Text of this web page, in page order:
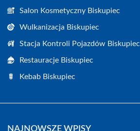
Salon Kosmetyczny Biskupiec
Wulkanizacja Biskupiec
Stacja Kontroli Pojazdów Biskupiec
Restauracje Biskupiec
Kebab Biskupiec
NAJNOWSZE WPISY